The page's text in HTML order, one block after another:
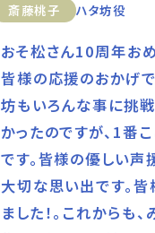
斎藤桃子 ハタ坊役
おそ松さん10周年おめ
皆様の応援のおかげ
坊もいろんな事に挑戦
かったのですが、1番
です。皆様の優しい
大切な思い出です。
ました！。これからも